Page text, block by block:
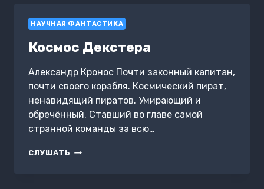
НАУЧНАЯ ФАНТАСТИКА
Космос Декстера
Александр Кронос Почти законный капитан,
почти своего корабля. Космический пират,
ненавидящий пиратов. Умирающий и
обречённый. Ставший во главе самой
странной команды за всю…
СЛУШАТЬ КОСМОС